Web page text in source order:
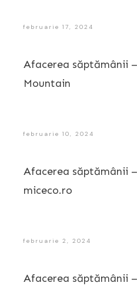
februarie 17, 2024
Afacerea săptămânii
Mountain
februarie 10, 2024
Afacerea săptămânii
miceco.ro
februarie 2, 2024
Afacerea săptămânii